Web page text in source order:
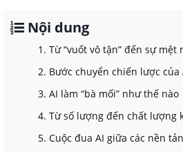
Nội dung
1. Từ “vuốt vô tận” đến sự
2. Bước chuyển chiến lược
3. AI làm “bà mối” như thế nào
4. Từ số lượng đến chất lượng
5. Cuộc đua AI giữa các nền